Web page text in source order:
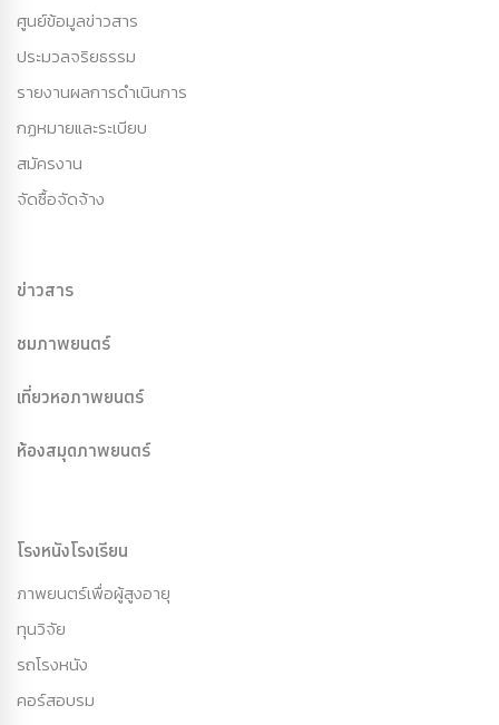
ศูนย์ข้อมูลข่าวสาร
ประมวลจริยธรรม
รายงานผลการดำเนินการ
กฏหมายและระเบียบ
สมัครงาน
จัดซื้อจัดจ้าง
ข่าวสาร
ชมภาพยนตร์
เที่ยวหอภาพยนตร์
ห้องสมุดภาพยนตร์
โรงหนังโรงเรียน
ภาพยนตร์เพื่อผู้สูงอายุ
ทุนวิจัย
รถโรงหนัง
คอร์สอบรม